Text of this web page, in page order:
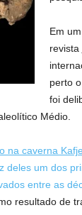
Em
revista
perto
foi
Médio.
na caverna
um dos
entre as
resultado de